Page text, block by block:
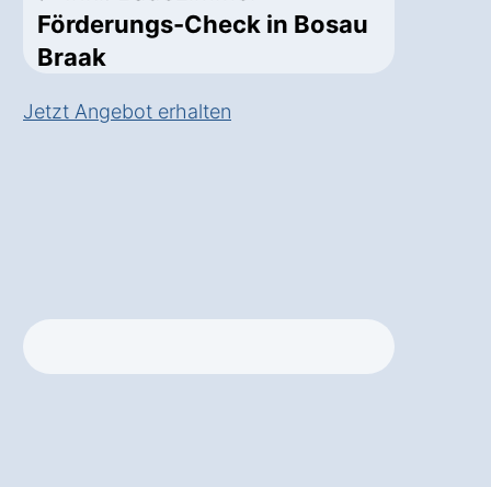
Förderungs-Check in Bosau
Braak
Jetzt Angebot erhalten